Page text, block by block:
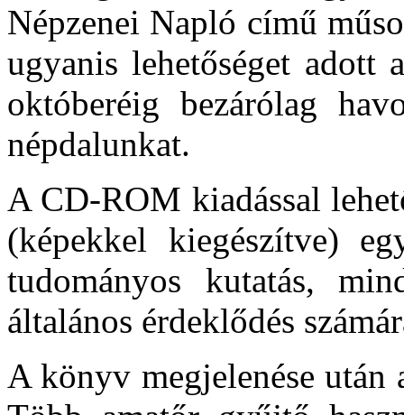
Népzenei Napló című
ugyanis lehetőséget adott
októberéig bezárólag
népdalunkat.
A CD-ROM kiadással
(képekkel kiegészítve)
tudományos kutatás,
általános érdeklődés
A könyv megjelenése